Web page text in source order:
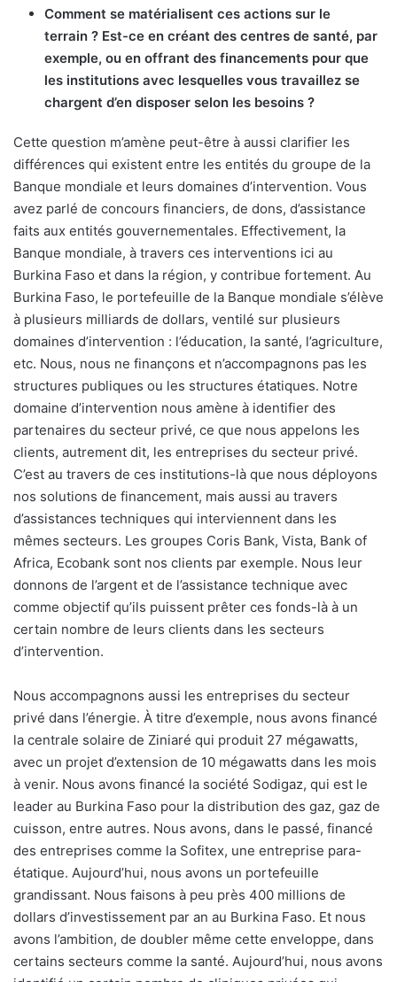
Comment se matérialisent ces actions sur le
terrain ? Est-ce en créant des centres de santé, par
exemple, ou en offrant des financements pour que
les institutions avec lesquelles vous travaillez se
chargent d’en disposer selon les besoins ?
Cette question m’amène peut-être à aussi clarifier les
différences qui existent entre les entités du groupe de la
Banque mondiale et leurs domaines d’intervention. Vous
avez parlé de concours financiers, de dons, d’assistance
faits aux entités gouvernementales. Effectivement, la
Banque mondiale, à travers ces interventions ici au
Burkina Faso et dans la région, y contribue fortement. Au
Burkina Faso, le portefeuille de la Banque mondiale s’élève
à plusieurs milliards de dollars, ventilé sur plusieurs
domaines d’intervention : l’éducation, la santé, l’agriculture,
etc. Nous, nous ne finançons et n’accompagnons pas les
structures publiques ou les structures étatiques. Notre
domaine d’intervention nous amène à identifier des
partenaires du secteur privé, ce que nous appelons les
clients, autrement dit, les entreprises du secteur privé.
C’est au travers de ces institutions-là que nous déployons
nos solutions de financement, mais aussi au travers
d’assistances techniques qui interviennent dans les
mêmes secteurs. Les groupes Coris Bank, Vista, Bank of
Africa, Ecobank sont nos clients par exemple. Nous leur
donnons de l’argent et de l’assistance technique avec
comme objectif qu’ils puissent prêter ces fonds-là à un
certain nombre de leurs clients dans les secteurs
d’intervention.
Nous accompagnons aussi les entreprises du secteur
privé dans l’énergie. À titre d’exemple, nous avons financé
la centrale solaire de Ziniaré qui produit 27 mégawatts,
avec un projet d’extension de 10 mégawatts dans les mois
à venir. Nous avons financé la société Sodigaz, qui est le
leader au Burkina Faso pour la distribution des gaz, gaz de
cuisson, entre autres. Nous avons, dans le passé, financé
des entreprises comme la Sofitex, une entreprise para-
étatique. Aujourd’hui, nous avons un portefeuille
grandissant. Nous faisons à peu près 400 millions de
dollars d’investissement par an au Burkina Faso. Et nous
avons l’ambition, de doubler même cette enveloppe, dans
certains secteurs comme la santé. Aujourd’hui, nous avons